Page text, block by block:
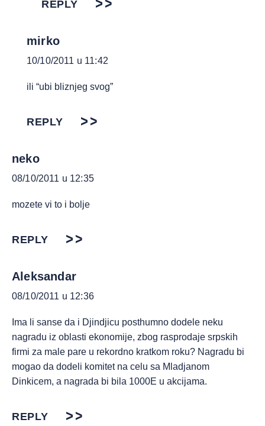
REPLY
mirko
10/10/2011 u 11:42
ili “ubi bliznjeg svog”
REPLY
neko
08/10/2011 u 12:35
mozete vi to i bolje
REPLY
Aleksandar
08/10/2011 u 12:36
Ima li sanse da i Djindjicu posthumno dodele neku
nagradu iz oblasti ekonomije, zbog rasprodaje srpskih
firmi za male pare u rekordno kratkom roku? Nagradu bi
mogao da dodeli komitet na celu sa Mladjanom
Dinkicem, a nagrada bi bila 1000E u akcijama.
REPLY